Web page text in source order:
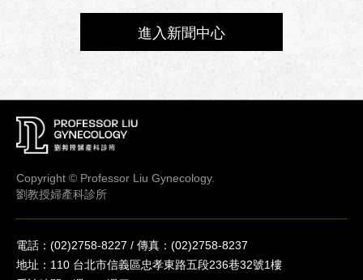
進入新聞中心
Copyright © Professor Liu Gynecology.
劉教授婦產科診所
電話：(02)2758-8227 / 傳真：(02)2758-8237
地址：110 台北市信義區忠孝東路五段236巷32號1樓